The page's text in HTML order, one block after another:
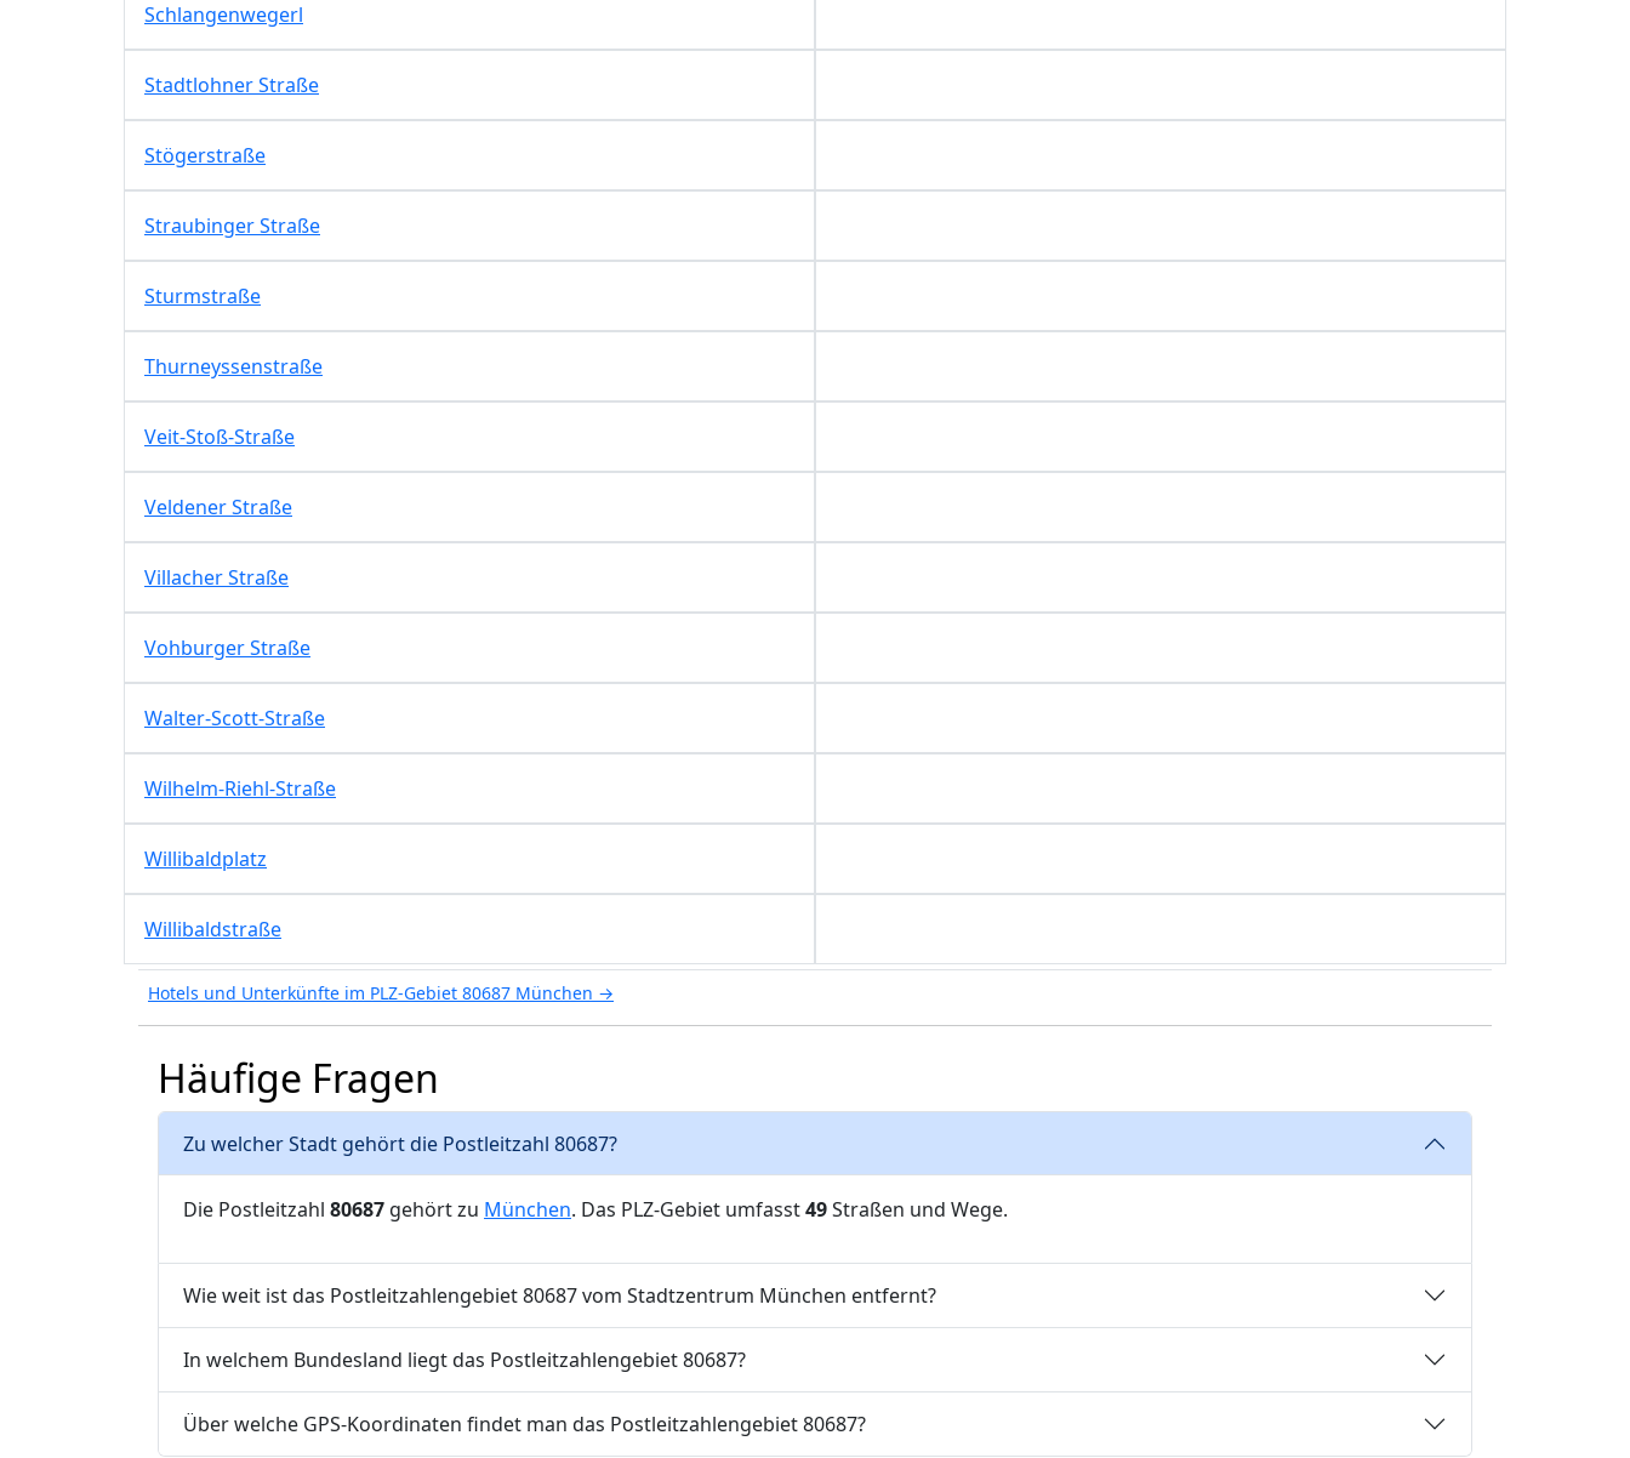
Schlangenwegerl
Stadtlohner Straße
Stögerstraße
Straubinger Straße
Sturmstraße
Thurneyssenstraße
Veit-Stoß-Straße
Veldener Straße
Villacher Straße
Vohburger Straße
Walter-Scott-Straße
Wilhelm-Riehl-Straße
Willibaldplatz
Willibaldstraße
Hotels und Unterkünfte im PLZ-Gebiet 80687 München →
Häufige Fragen
Zu welcher Stadt gehört die Postleitzahl 80687?
Die Postleitzahl 80687 gehört zu München. Das PLZ-Gebiet umfasst49Straßen und Wege.
Wie weit ist das Postleitzahlengebiet 80687 vom Stadtzentrum München entfernt?
In welchem Bundesland liegt das Postleitzahlengebiet 80687?
Über welche GPS-Koordinaten findet man das Postleitzahlengebiet 80687?